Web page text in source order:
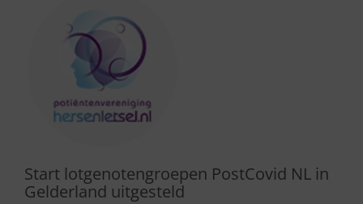
Start lotgenotengroepen PostCovid NL in
Gelderland uitgesteld